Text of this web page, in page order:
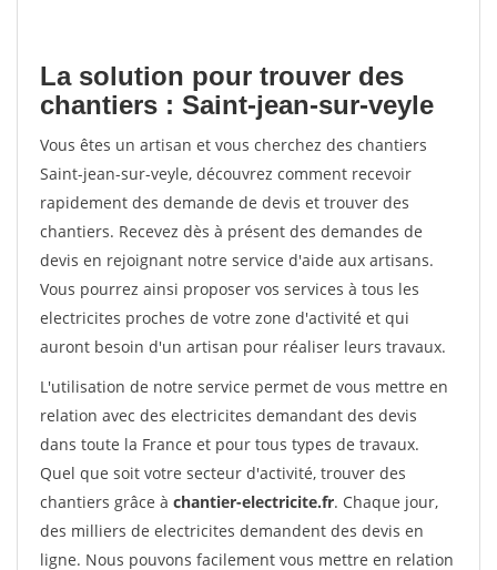
La solution pour trouver des
chantiers : Saint-jean-sur-veyle
Vous êtes un artisan et vous cherchez des chantiers
Saint-jean-sur-veyle, découvrez comment recevoir
rapidement des demande de devis et trouver des
chantiers. Recevez dès à présent des demandes de
devis en rejoignant notre service d'aide aux artisans.
Vous pourrez ainsi proposer vos services à tous les
electricites proches de votre zone d'activité et qui
auront besoin d'un artisan pour réaliser leurs travaux.
L'utilisation de notre service permet de vous mettre en
relation avec des electricites demandant des devis
dans toute la France et pour tous types de travaux.
Quel que soit votre secteur d'activité, trouver des
chantiers grâce à chantier-electricite.fr. Chaque jour,
des milliers de electricites demandent des devis en
ligne. Nous pouvons facilement vous mettre en relation